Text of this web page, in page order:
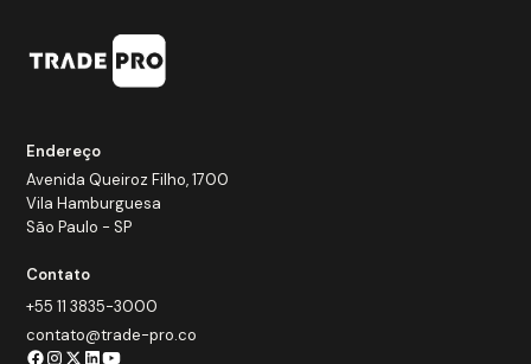
Endereço
Avenida Queiroz Filho, 1700
Vila Hamburguesa
São Paulo - SP
Contato
+55 11 3835-3000
contato@trade-pro.co